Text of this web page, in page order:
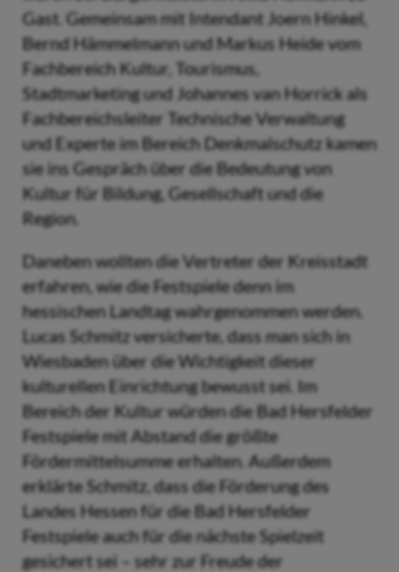
Gast. Gemeinsam mit Intendant Joern Hinkel,
Bernd Hämmelmann und Markus Heide vom
Fachbereich Kultur, Tourismus,
Stadtmarketing und Johannes van Horrick als
Fachbereichsleiter Technische Verwaltung
und Experte im Bereich Denkmalschutz kamen
sie ins Gespräch über die Bedeutung von
Kultur für Bildung, Gesellschaft und die
Region.
Daneben wollten die Vertreter der Kreisstadt
erfahren, wie die Festspiele denn im
hessischen Landtag wahrgenommen werden.
Lucas Schmitz versicherte, dass man sich in
Wiesbaden über die Wichtigkeit dieser
kulturellen Einrichtung bewusst sei. Im
Bereich der Kultur würden die Bad Hersfelder
Festspiele mit Abstand die größte
Fördermittelsumme erhalten. Außerdem
erklärte Schmitz, dass die Förderung des
Landes Hessen für die Bad Hersfelder
Festspiele auch für die nächste Spielzeit
gesichert sei – sehr zur Freude der